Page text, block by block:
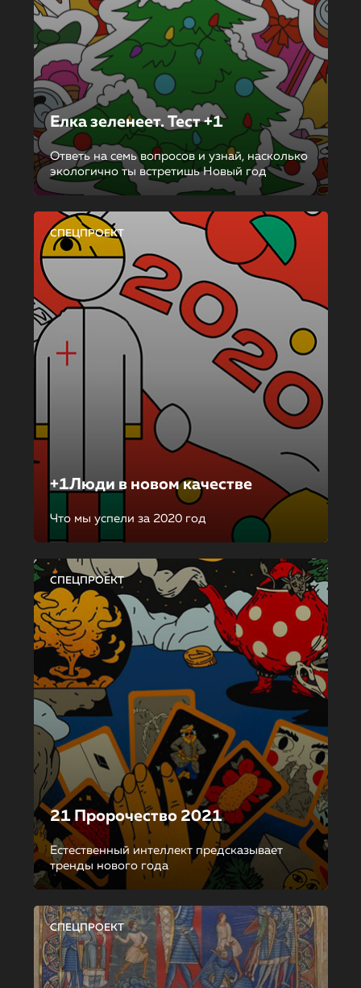
Елка зеленеет. Тест +1
Ответь на семь вопросов и узнай, насколько
экологично ты встретишь Новый год
СПЕЦПРОЕКТ
+1Люди в новом качестве
Что мы успели за 2020 год
СПЕЦПРОЕКТ
21 Пророчество 2021
Естественный интеллект предсказывает
тренды нового года
СПЕЦПРОЕКТ